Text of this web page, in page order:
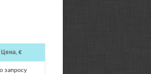
Цена, €
запросу